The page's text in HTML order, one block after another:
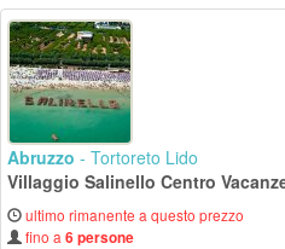
Abruzzo - Tortoreto Lido
Villaggio Salinello Centro
ultimo rimanente a questo prezzo
fino a 6 persone